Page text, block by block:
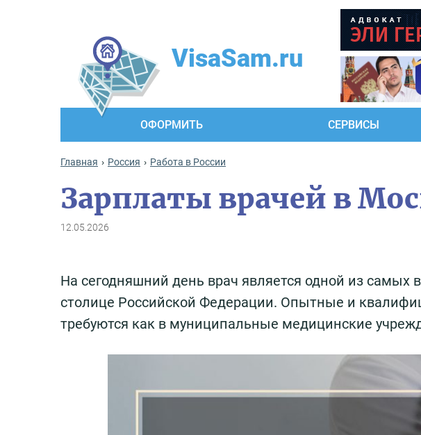
VisaSam.ru
ОФОРМИТЬ СЕРВИСЫ
Главная Россия Работа в России
Зарплаты врачей в
12.05.2026
На сегодняшний день врач является одной из самых
столице Российской Федерации. Опытные и
требуются как в муниципальные медицинские